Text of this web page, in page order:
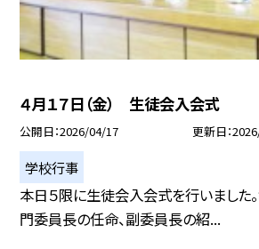
４月１７日（金） 生徒会入会式
公開日 2026/04/17 更新日
学校行事
本日５限に生徒会入会式を行いました
門委員長の任命、副委員長の紹...